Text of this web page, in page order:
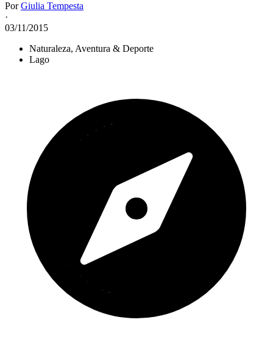
PorGiulia Tempesta
·
03/11/2015
Naturaleza, Aventura & Deporte
Lago